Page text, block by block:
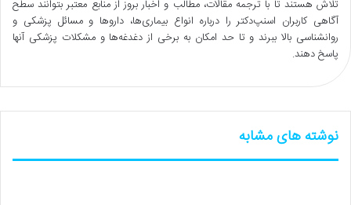
تلاش هستند تا با ترجمه مقالات، مطالب و اخبار بروز از منابع معتبر بتوانند سطح
آگاهی کاربران اسنپ‌دکتر را درباره انواع بیماری‌ها، داروها و مسائل پزشکی و
روانشناسی بالا ببرند و تا حد امکان به برخی از دغدغه‌ها و مشکلات پزشکی آنها
پاسخ دهند.
نوشته های مشابه